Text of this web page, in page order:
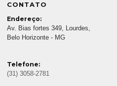
CONTATO
Endereço:
Av. Bias fortes 349, Lourdes,
Belo Horizonte - MG
Telefone:
(31) 3058-2781